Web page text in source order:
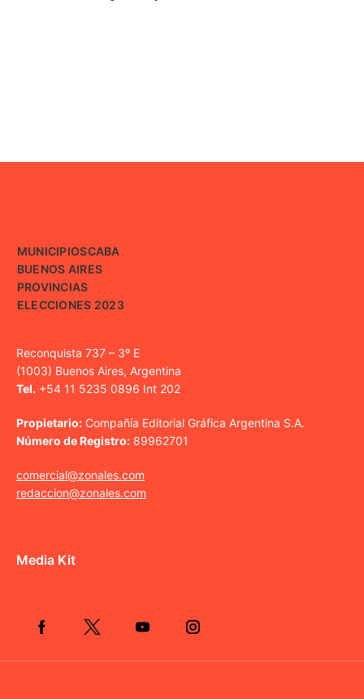
MUNICIPIOSCABA
BUENOS AIRES
PROVINCIAS
ELECCIONES 2023
Reconquista 737 – 3º E
(1003) Buenos Aires, Argentina
Tel. +54 11 5235 0896 Int 202
Propietario: Compañía Editorial Gráfica Argentina S.A.
Número de Registro: 89962701
comercial@zonales.com
redaccion@zonales.com
Media Kit